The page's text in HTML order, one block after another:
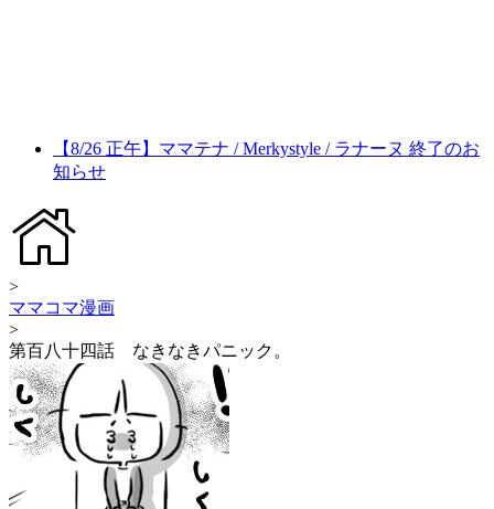
【8/26 正午】ママテナ / Merkystyle / ラナーヌ 終了のお
知らせ
>
ママコマ漫画
>
第百八十四話 なきなきパニック。